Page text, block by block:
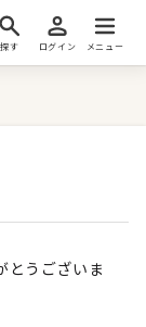
探す ログイン メニュー
とうございま